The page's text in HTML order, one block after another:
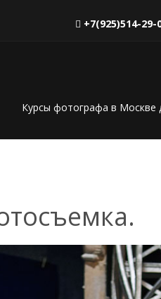
+7(925)514-
Курсы фотографа в Москве